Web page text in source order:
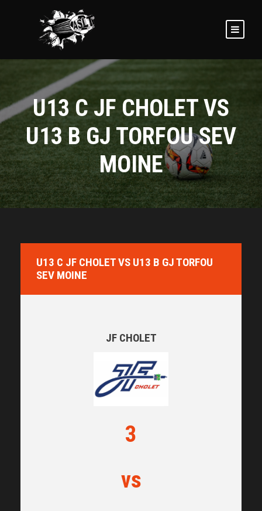
U13 C JF CHOLET VS
U13 B GJ TORFOU SEV
MOINE
U13 C JF CHOLET VS U13 B GJ TORFOU
SEV MOINE
JF CHOLET
3
vs